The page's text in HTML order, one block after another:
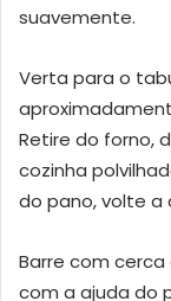
suavemente.
Verta para o
Retire do forno,
cozinha
do pano, volte a
Barre com
com a ajuda do